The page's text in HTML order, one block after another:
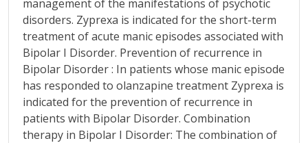
management of the manifestations of psychotic
disorders. Zyprexa is indicated for the short-term
treatment of acute manic episodes associated with
Bipolar I Disorder. Prevention of recurrence in
Bipolar Disorder : In patients whose manic episode
has responded to olanzapine treatment Zyprexa is
indicated for the prevention of recurrence in
patients with Bipolar Disorder. Combination
therapy in Bipolar I Disorder: The combination of